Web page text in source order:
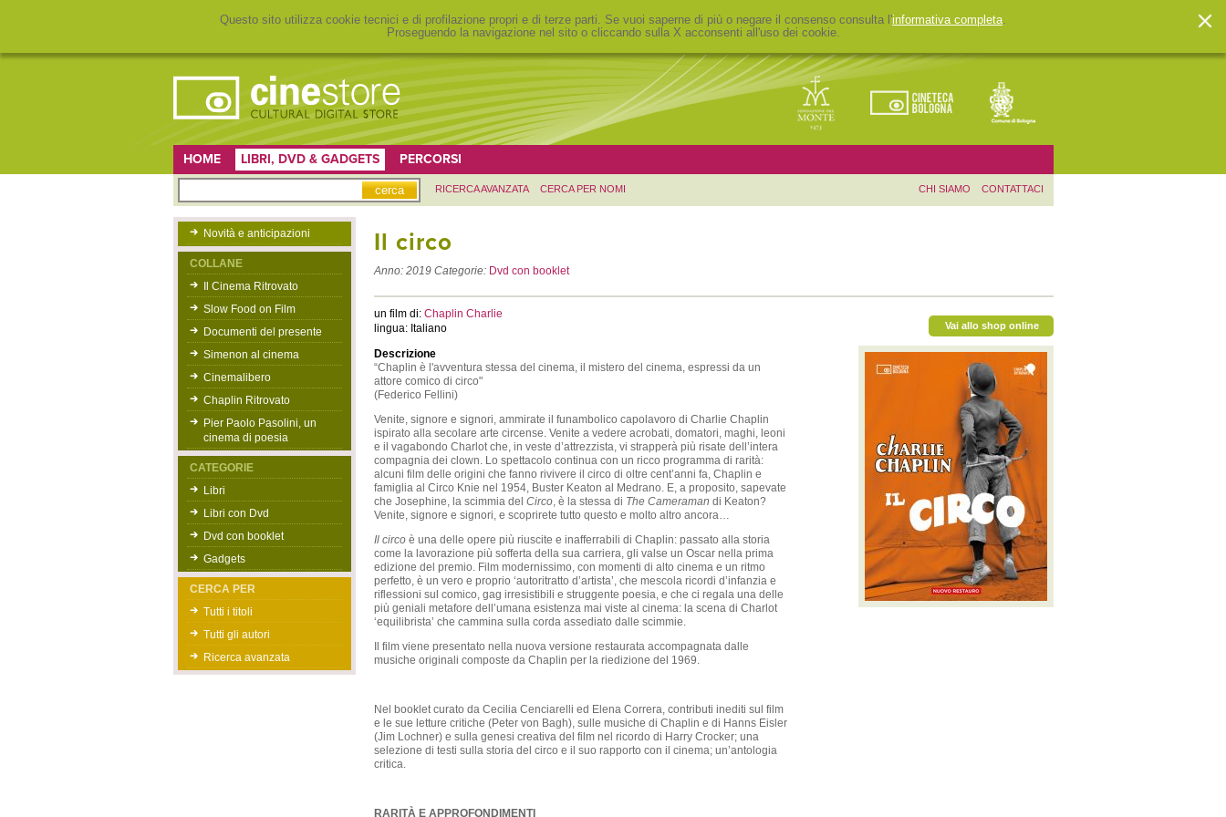
Questo sito utilizza cookie tecnici e di profilazione propri e di terze parti. Se vuoi saperne di più o negare il consenso consulta l'informativa completa.
Proseguendo la navigazione nel sito o cliccando sulla X acconsenti all'uso dei cookie.
HOME LIBRI, DVD & GADGETS PERCORSI
RICERCA AVANZATA CERCA PER NOMI CHI SIAMO CONTATTACI
Novità e anticipazioni
COLLANE
Il Cinema Ritrovato
Slow Food on Film
Documenti del presente
Simenon al cinema
Cinemalibero
Chaplin Ritrovato
Pier Paolo Pasolini, un
cinema di poesia
CATEGORIE
Libri
Libri con Dvd
Dvd con booklet
Gadgets
CERCA PER
Tutti i titoli
Tutti gli autori
Ricerca avanzata
Il circo
Anno:2019 Categorie: Dvd con booklet
Vai allo shop online
un film di: Chaplin Charlie
lingua: Italiano
Descrizione
“Chaplin è l'avventura stessa del cinema, il mistero del cinema, espressi da un
attore comico di circo"
(Federico Fellini)
Venite, signore e signori, ammirate il funambolico capolavoro di Charlie Chaplin
ispirato alla secolare arte circense. Venite a vedere acrobati, domatori, maghi, leoni
e il vagabondo Charlot che, in veste d’attrezzista, vi strapperà più risate dell’intera
compagnia dei clown. Lo spettacolo continua con un ricco programma di rarità:
alcuni film delle origini che fanno rivivere il circo di oltre cent’anni fa, Chaplin e
famiglia al Circo Knie nel 1954, Buster Keaton al Medrano. E, a proposito, sapevate
che Josephine, la scimmia del Circo, è la stessa di The Cameraman di Keaton?
Venite, signore e signori, e scoprirete tutto questo e molto altro ancora…
Il circo è una delle opere più riuscite e inafferrabili di Chaplin: passato alla storia
come la lavorazione più sofferta della sua carriera, gli valse un Oscar nella prima
edizione del premio. Film modernissimo, con momenti di alto cinema e un ritmo
perfetto, è un vero e proprio ‘autoritratto d’artista’, che mescola ricordi d’infanzia e
riflessioni sul comico, gag irresistibili e struggente poesia, e che ci regala una delle
più geniali metafore dell’umana esistenza mai viste al cinema: la scena di Charlot
‘equilibrista’ che cammina sulla corda assediato dalle scimmie.
Il film viene presentato nella nuova versione restaurata accompagnata dalle
musiche originali composte da Chaplin per la riedizione del 1969.
Nel booklet curato da Cecilia Cenciarelli ed Elena Correra, contributi inediti sul film
e le sue letture critiche (Peter von Bagh), sulle musiche di Chaplin e di Hanns Eisler
(Jim Lochner) e sulla genesi creativa del film nel ricordo di Harry Crocker; una
selezione di testi sulla storia del circo e il suo rapporto con il cinema; un’antologia
critica.
RARITÀ E APPROFONDIMENTI